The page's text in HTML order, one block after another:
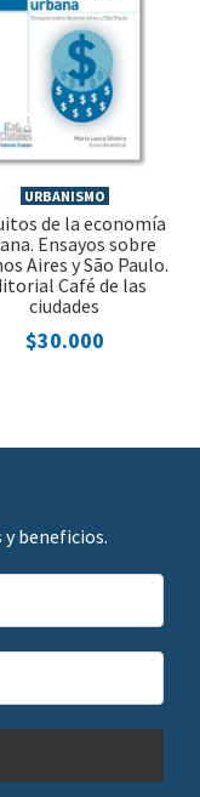
URBANISMO
de la economía
Ensayos sobre
Aires y São Paulo.
Café de las
ciudades
$30.000
beneficios.